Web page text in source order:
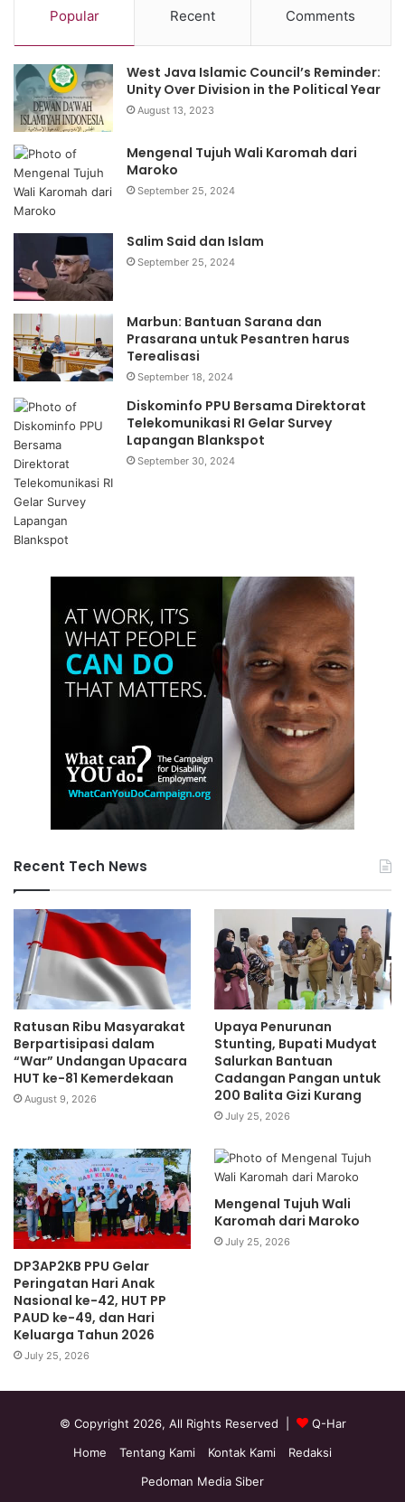
Popular Recent Comments
West Java Islamic Council’s Reminder:
Unity Over Division in the Political Year
August 13, 2023
Mengenal Tujuh Wali Karomah dari
Maroko
September 25, 2024
Salim Said dan Islam
September 25, 2024
Marbun: Bantuan Sarana dan
Prasarana untuk Pesantren harus
Terealisasi
September 18, 2024
Diskominfo PPU Bersama Direktorat
Telekomunikasi RI Gelar Survey
Lapangan Blankspot
September 30, 2024
Recent Tech News
Ratusan Ribu Masyarakat
Berpartisipasi dalam
“War” Undangan Upacara
HUT ke-81 Kemerdekaan
August 9, 2026
Upaya Penurunan
Stunting, Bupati Mudyat
Salurkan Bantuan
Cadangan Pangan untuk
200 Balita Gizi Kurang
July 25, 2026
DP3AP2KB PPU Gelar
Peringatan Hari Anak
Nasional ke-42, HUT PP
PAUD ke-49, dan Hari
Keluarga Tahun 2026
July 25, 2026
Mengenal Tujuh Wali
Karomah dari Maroko
July 25, 2026
© Copyright 2026, All Rights Reserved |
Q-Har
Home
Tentang Kami Kontak Kami
Redaksi
Pedoman Media Siber